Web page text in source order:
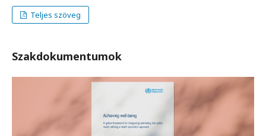
Teljes szöveg
Szakdokumentumok